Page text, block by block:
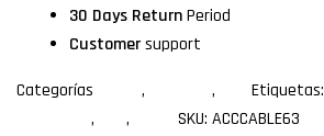
30 Days ReturnPeriod
Customersupport
Categorías
, , Etiquetas:
, , SKU: ACCCABLE63